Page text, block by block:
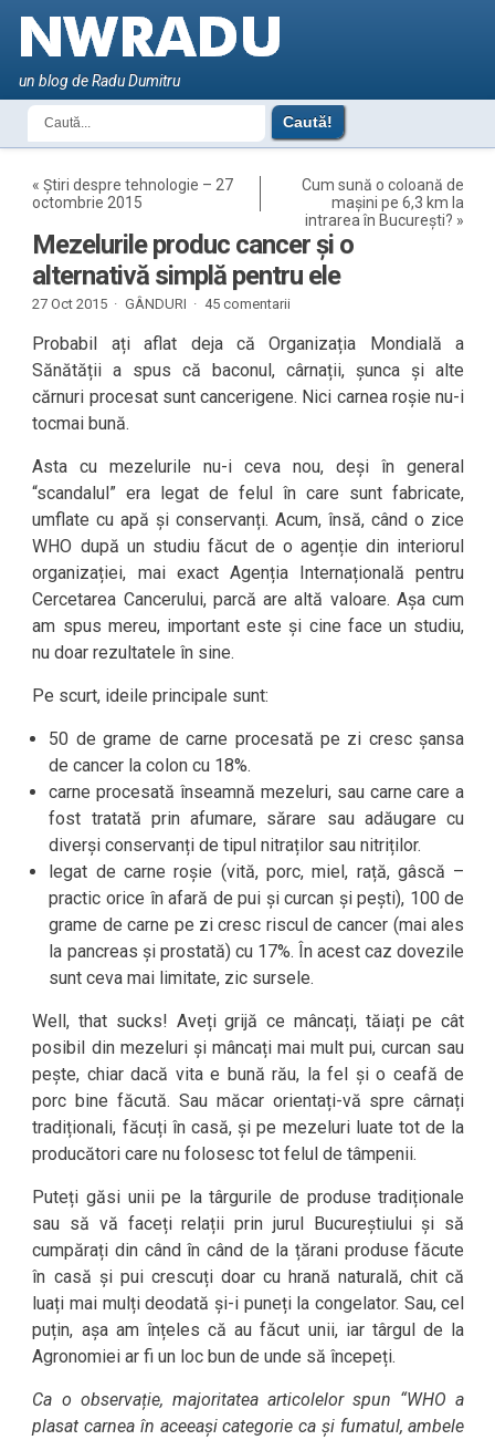
un blog de Radu Dumitru
«Știri despre tehnologie – 27
octombrie 2015
Cum sună o coloană de
mașini pe 6,3 km la
intrarea în București? »
Mezelurile produc cancer și o
alternativă simplă pentru ele
27 Oct 2015 · GÂNDURI · 45 comentarii
Probabil ați aflat deja că Organizația Mondială a
Sănătății a spus că baconul, cârnații, șunca și alte
cărnuri procesat sunt cancerigene. Nici carnea roșie nu-i
tocmai bună.
Asta cu mezelurile nu-i ceva nou, deși în general
“scandalul” era legat de felul în care sunt fabricate,
umflate cu apă și conservanți. Acum, însă, când o zice
WHO după un studiu făcut de o agenție din interiorul
organizației, mai exact Agenția Internațională pentru
Cercetarea Cancerului, parcă are altă valoare. Așa cum
am spus mereu, important este și cine face un studiu,
nu doar rezultatele în sine.
Pe scurt, ideile principale sunt:
50 de grame de carne procesată pe zi cresc șansa
de cancer la colon cu 18%.
carne procesată înseamnă mezeluri, sau carne care a
fost tratată prin afumare, sărare sau adăugare cu
diverși conservanți de tipul nitraților sau nitriților.
legat de carne roșie (vită, porc, miel, rață, gâscă –
practic orice în afară de pui și curcan și pești), 100 de
grame de carne pe zi cresc riscul de cancer (mai ales
la pancreas și prostată) cu 17%. În acest caz dovezile
sunt ceva mai limitate, zic sursele.
Well, that sucks! Aveți grijă ce mâncați, tăiați pe cât
posibil din mezeluri și mâncați mai mult pui, curcan sau
pește, chiar dacă vita e bună rău, la fel și o ceafă de
porc bine făcută. Sau măcar orientați-vă spre cârnați
tradiționali, făcuți în casă, și pe mezeluri luate tot de la
producători care nu folosesc tot felul de tâmpenii.
Puteți găsi unii pe la târgurile de produse tradiționale
sau să vă faceți relații prin jurul Bucureștiului și să
cumpărați din când în când de la țărani produse făcute
în casă și pui crescuți doar cu hrană naturală, chit că
luați mai mulți deodată și-i puneți la congelator. Sau, cel
puțin, așa am înțeles că au făcut unii, iar târgul de la
Agronomiei ar fi un loc bun de unde să începeți.
Ca o observație, majoritatea articolelor spun “WHO a
plasat carnea în aceeași categorie ca și fumatul, ambele